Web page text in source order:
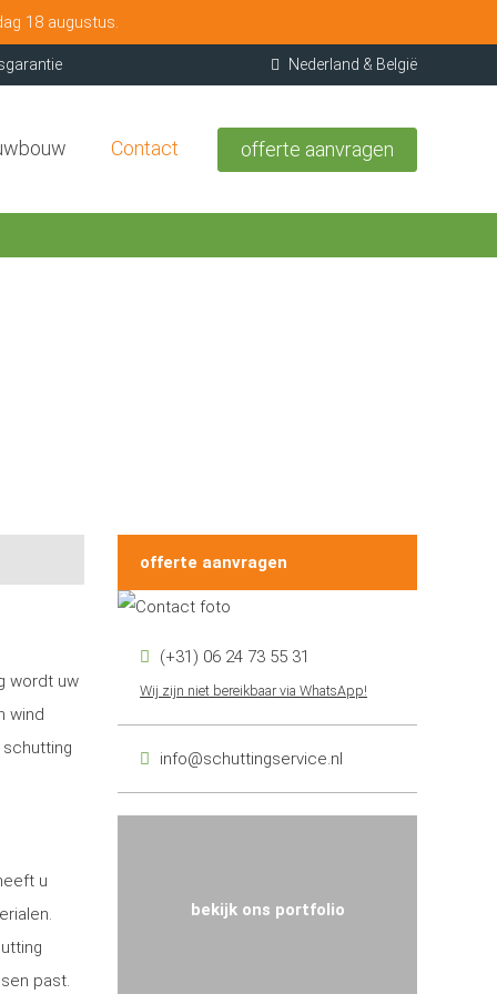
18 augustus.
Nederland & België
Contact offerte aanvragen
wordt uw
wind
u
past.
offerte aanvragen
(+31) 06 24 73 55 31
Wij zijn niet bereikbaar via WhatsApp!
info@schuttingservice.nl
bekijk ons portfolio